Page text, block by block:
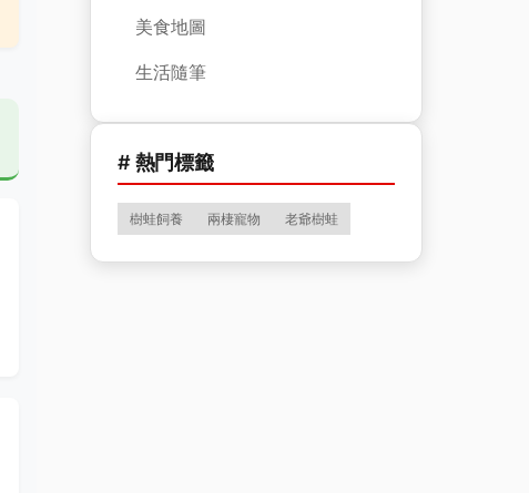
美食地圖
生活隨筆
# 熱門標籤
樹蛙飼養 兩棲寵物 老爺樹蛙